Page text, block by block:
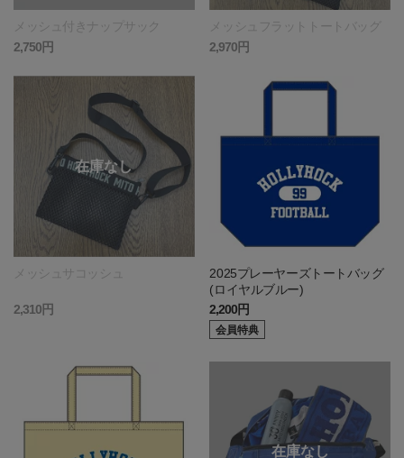
メッシュ付きナップサック
2,750円
メッシュフラットトートバッグ
2,970円
メッシュサコッシュ
2,310円
2025プレーヤーズトートバッグ
(ロイヤルブルー)
2,200円
会員特典